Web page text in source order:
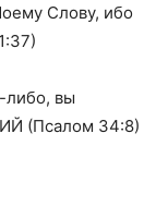
Слову, ибо
либо, вы
(Псалом 34:8)